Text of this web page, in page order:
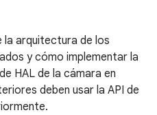
la arquitectura de los
y cómo implementar la
HAL de la cámara en
deben usar la API de